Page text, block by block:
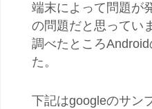
端末によって問題が
の問題だと思ってい
調べたところ
た。
下記はgoogleのサン